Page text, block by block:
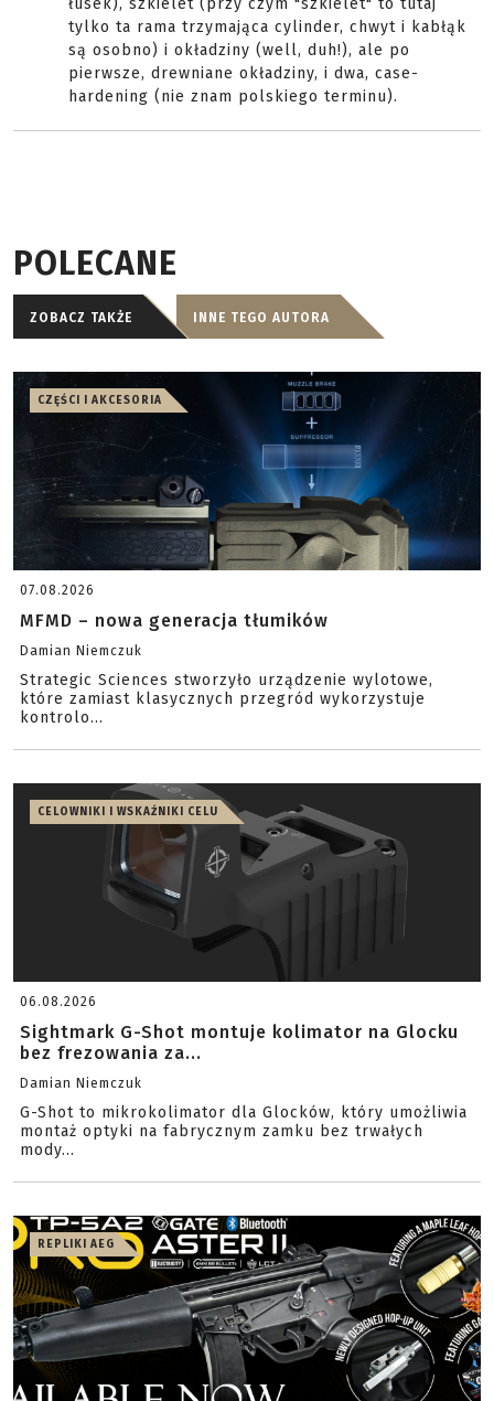
łusek), szkielet (przy czym "szkielet" to tutaj
tylko ta rama trzymająca cylinder, chwyt i kabłąk
są osobno) i okładziny (well, duh!), ale po
pierwsze, drewniane okładziny, i dwa, case-
hardening (nie znam polskiego terminu).
POLECANE
ZOBACZ TAKŻE INNE TEGO AUTORA
CZĘŚCI I AKCESORIA
07.08.2026
MFMD – nowa generacja tłumików
Damian Niemczuk
Strategic Sciences stworzyło urządzenie wylotowe,
które zamiast klasycznych przegród wykorzystuje
kontrolo...
CELOWNIKI I WSKAŹNIKI CELU
06.08.2026
Sightmark G-Shot montuje kolimator na Glocku
bez frezowania za...
Damian Niemczuk
G-Shot to mikrokolimator dla Glocków, który umożliwia
montaż optyki na fabrycznym zamku bez trwałych
mody...
REPLIKI AEG